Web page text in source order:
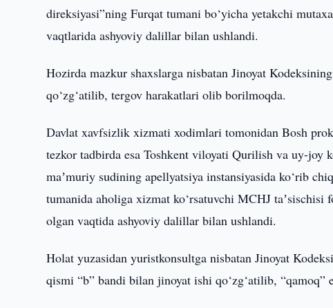
direksiyasi”ning Furqat tumani bo‘yicha yetakchi
vaqtlarida ashyoviy dalillar bilan ushlandi.
Hozirda mazkur shaxslarga nisbatan Jinoyat
qo‘zg‘atilib, tergov harakatlari olib borilmoqda.
Davlat xavfsizlik xizmati xodimlari tomonidan Bosh
tezkor tadbirda esa Toshkent viloyati Qurilish va uy-joy
maʼmuriy sudining apellyatsiya instansiyasida ko‘rib
tumanida aholiga xizmat ko‘rsatuvchi MCHJ
olgan vaqtida ashyoviy dalillar bilan ushlandi.
Holat yuzasidan yuristkonsultga nisbatan Jinoyat
qismi “b” bandi bilan jinoyat ishi qo‘zg‘atilib, “qamoq”